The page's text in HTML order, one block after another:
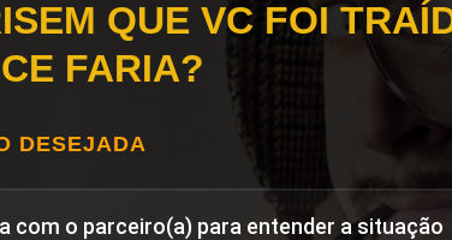
QUE VC FOI
FARIA?
DESEJADA
com o parceiro(a) para entender a situação